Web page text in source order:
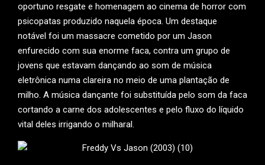
oportuno resgate e homenagem ao cinema de horror com
psicopatas produzido naquela época. Um destaque
notável foi um massacre cometido por um Jason
enfurecido com sua enorme faca, contra um grupo de
jovens que estavam dançando ao som de música
eletrônica numa clareira no meio de uma plantação de
milho. A música dançante foi substituída pelo som da faca
cortando a carne dos adolescentes e pelo fluxo do líquido
vital deles irrigando o milharal.